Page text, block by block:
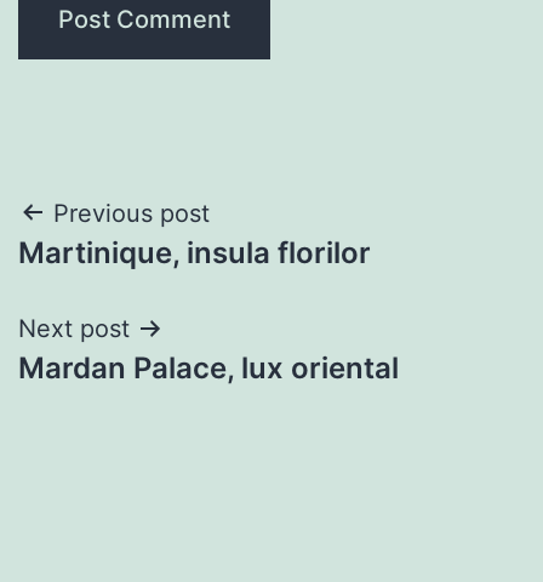
Post
navigation
Previous post
Martinique, insula florilor
Next post
Mardan Palace, lux oriental